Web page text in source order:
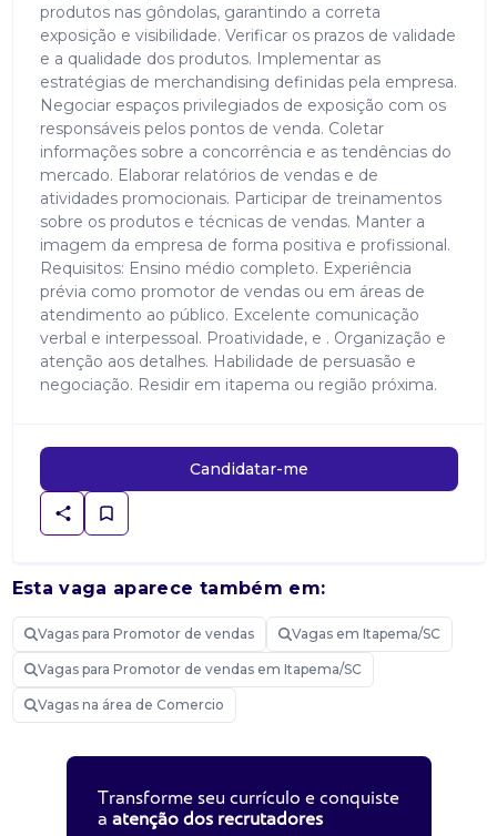
produtos nas gôndolas, garantindo a correta
exposição e visibilidade. Verificar os prazos de validade
e a qualidade dos produtos. Implementar as
estratégias de merchandising definidas pela empresa.
Negociar espaços privilegiados de exposição com os
responsáveis pelos pontos de venda. Coletar
informações sobre a concorrência e as tendências do
mercado. Elaborar relatórios de vendas e de
atividades promocionais. Participar de treinamentos
sobre os produtos e técnicas de vendas. Manter a
imagem da empresa de forma positiva e profissional.
Requisitos: Ensino médio completo. Experiência
prévia como promotor de vendas ou em áreas de
atendimento ao público. Excelente comunicação
verbal e interpessoal. Proatividade, e . Organização e
atenção aos detalhes. Habilidade de persuasão e
negociação. Residir em itapema ou região próxima.
Candidatar-me
Esta vaga aparece também em:
Vagas para Promotor de vendas Vagas em Itapema/SC
Vagas para Promotor de vendas em Itapema/SC
Vagas na área de Comercio
Transforme seu currículo e conquiste
a atenção dos recrutadores